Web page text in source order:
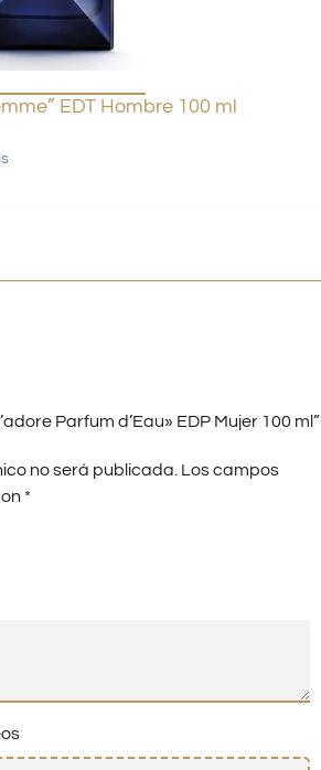
EDT Hombre 100 ml
Parfum d’Eau» EDP Mujer 100 ml”
no será publicada. Los campos
*